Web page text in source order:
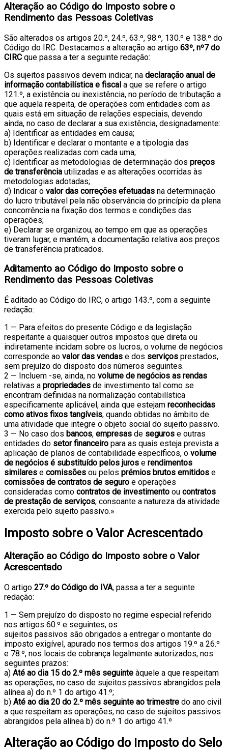
Alteração ao Código do Imposto sobre o
Rendimento das Pessoas Coletivas
São alterados os artigos 20.º, 24.º, 63.º, 98.º, 130.º e 138.º do
Código do IRC. Destacamos a alteração ao artigo 63º, nº7 do
CIRC que passa a ter a seguinte redação:
Os sujeitos passivos devem indicar, na declaração anual de
informação contabilística e fiscal a que se refere o artigo
121.º, a existência ou inexistência, no período de tributação a
que aquela respeita, de operações com entidades com as
quais está em situação de relações especiais, devendo
ainda, no caso de declarar a sua existência, designadamente:
a) Identificar as entidades em causa;
b) Identificar e declarar o montante e a tipologia das
operações realizadas com cada uma;
c) Identificar as metodologias de determinação dos preços
de transferência utilizadas e as alterações ocorridas às
metodologias adotadas;
d) Indicar o valor das correções efetuadas na determinação
do lucro tributável pela não observância do princípio da plena
concorrência na fixação dos termos e condições das
operações;
e) Declarar se organizou, ao tempo em que as operações
tiveram lugar, e mantém, a documentação relativa aos preços
de transferência praticados.
Aditamento ao Código do Imposto sobre o
Rendimento das Pessoas Coletivas
É aditado ao Código do IRC, o artigo 143.º, com a seguinte
redação:
1 — Para efeitos do presente Código e da legislação
respeitante a quaisquer outros impostos que direta ou
indiretamente incidam sobre os lucros, o volume de negócios
corresponde ao valor das vendas e dos serviços prestados,
sem prejuízo do disposto dos números seguintes.
2 — Incluem -se, ainda, no volume de negócios as rendas
relativas a propriedades de investimento tal como se
encontram definidas na normalização contabilística
especificamente aplicável, ainda que estejam reconhecidas
como ativos fixos tangíveis, quando obtidas no âmbito de
uma atividade que integre o objeto social do sujeito passivo.
3 — No caso dos bancos, empresas de seguros e outras
entidades do setor financeiro para as quais esteja prevista a
aplicação de planos de contabilidade específicos, o volume
de negócios é substituído pelos juros e rendimentos
similares e comissões ou pelos prémios brutos emitidos e
comissões de contratos de seguro e operações
consideradas como contratos de investimento ou contratos
de prestação de serviços, consoante a natureza da atividade
exercida pelo sujeito passivo.»
Imposto sobre o Valor Acrescentado
Alteração ao Código do Imposto sobre o Valor
Acrescentado
O artigo 27.º do Código do IVA, passa a ter a seguinte
redação:
1 — Sem prejuízo do disposto no regime especial referido
nos artigos 60.º e seguintes, os
sujeitos passivos são obrigados a entregar o montante do
imposto exigível, apurado nos termos dos artigos 19.º a 26.º
e 78.º, nos locais de cobrança legalmente autorizados, nos
seguintes prazos:
a) Até ao dia 15 do 2.º mês seguinte àquele a que respeitam
as operações, no caso de sujeitos passivos abrangidos pela
alínea a) do n.º 1 do artigo 41.º;
b) Até ao dia 20 do 2.º mês seguinte ao trimestre do ano civil
a que respeitam as operações, no caso de sujeitos passivos
abrangidos pela alínea b) do n.º 1 do artigo 41.º
Alteração ao Código do Imposto do Selo